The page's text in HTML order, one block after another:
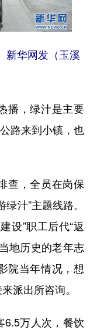
新华网发（玉溪
，绿汁是主要
路来到小镇，也
，全员在岗保
汁”主题线路。
设”职工后代“返
地历史的老年志
院当年情况，想
派出所咨询。
万人次，餐饮